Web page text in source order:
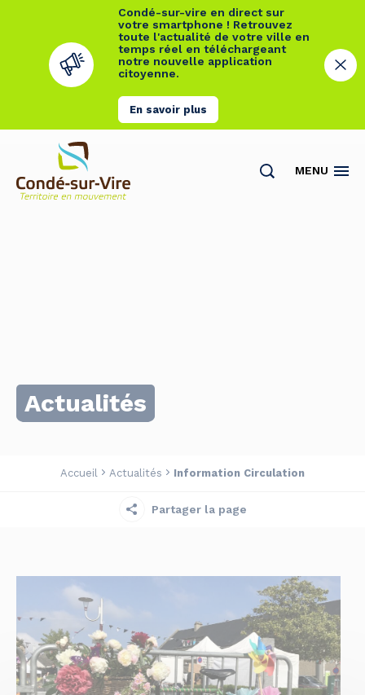
Condé-sur-vire en direct sur
votre smartphone ! Retrouvez
toute l'actualité de votre ville en
temps réel en téléchargeant
notre nouvelle application
citoyenne.
En savoir plus
MENU
Actualités
Accueil Actualités Information Circulation
Partager la page
Cookies management panel